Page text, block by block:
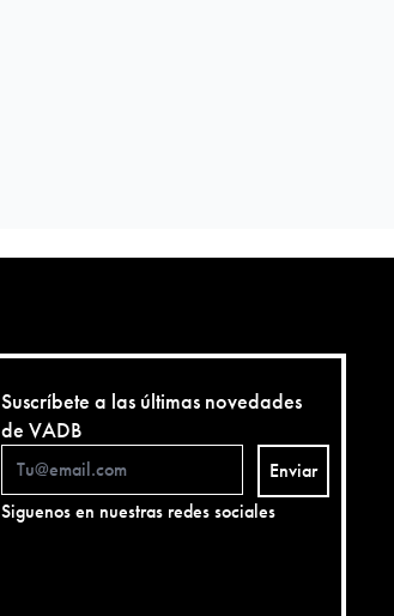
Suscríbete a las últimas novedades
de VADB
Enviar
Siguenos en nuestras redes sociales